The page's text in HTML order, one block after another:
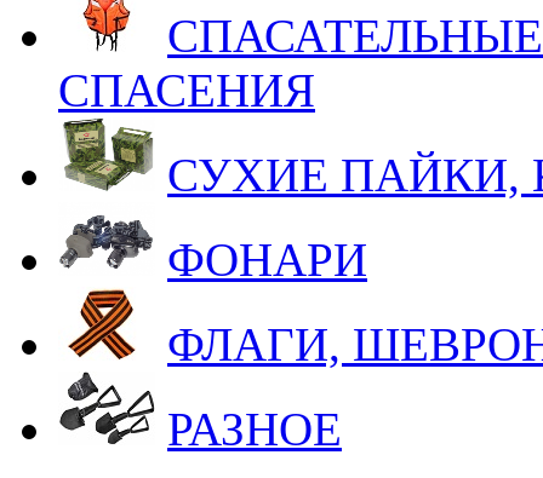
СПАСЕНИЯ
СУХИЕ ПАЙКИ,
ФОНАРИ
ФЛАГИ,
РАЗНОЕ